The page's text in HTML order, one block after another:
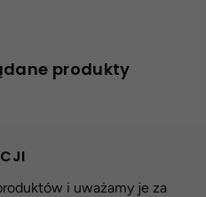
produkty
i uważamy je za